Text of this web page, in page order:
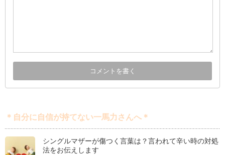
＊自分に自信が持てない一馬力さんへ＊
シングルマザーが傷つく言葉は？言われて辛い時の対処
法をお伝えします